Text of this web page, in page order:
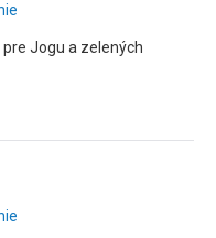
Jogu a zelených